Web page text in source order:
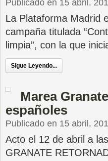
Publicado en 15 abril,
La Plataforma Madrid
campaña titulada
limpia”, con la que
Sigue Leyendo...
Marea
españoles
Publicado en 15 abril,
Acto el 12 de abril a
GRANATE